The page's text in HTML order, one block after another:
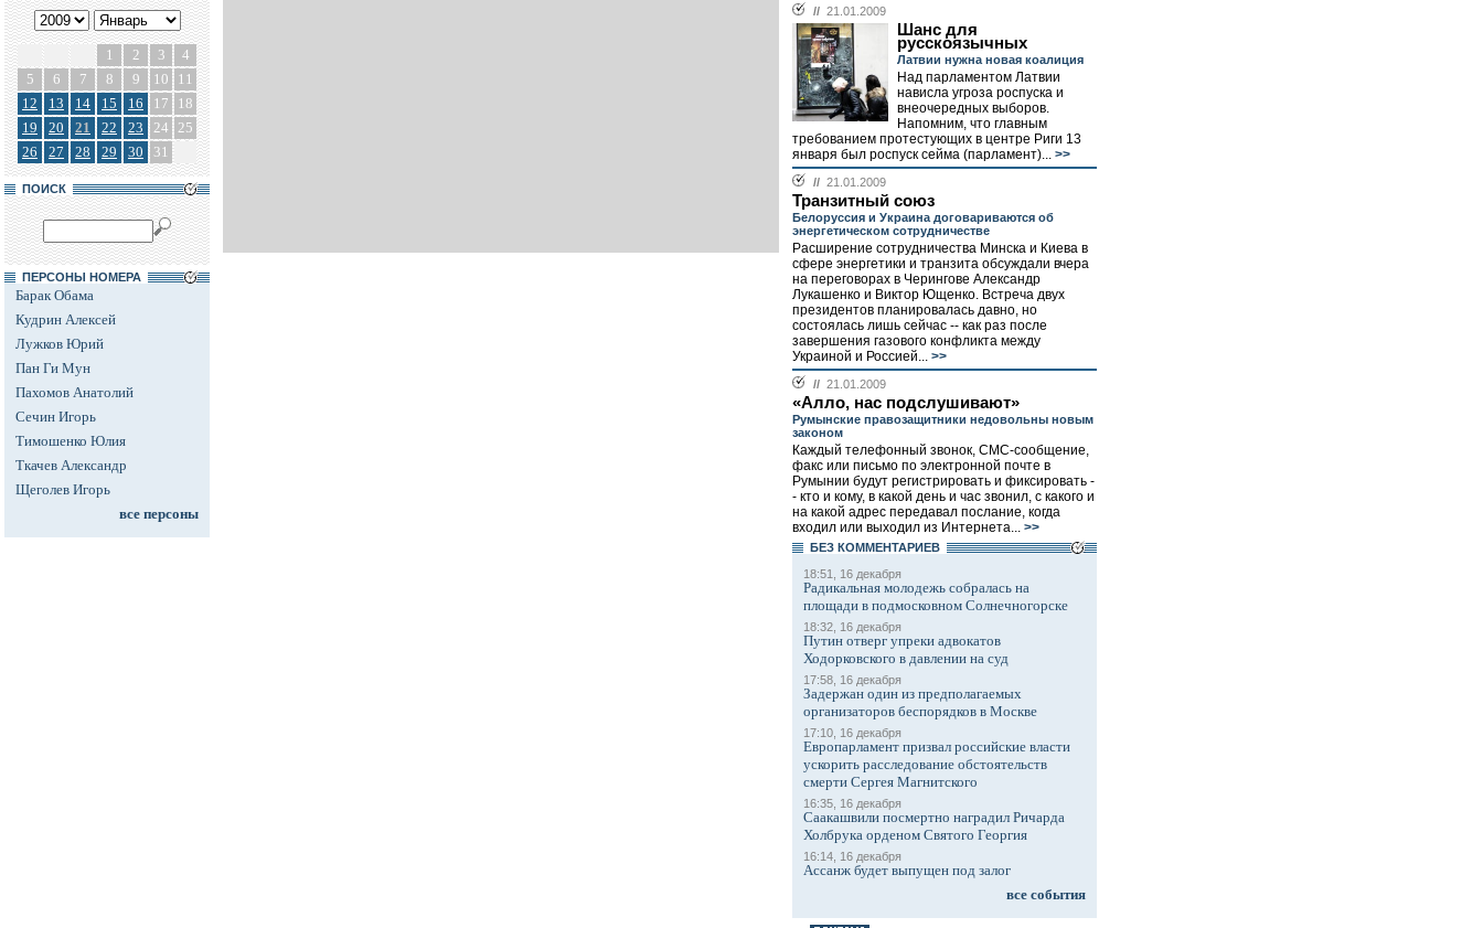
1 2 3
4
5
6 7 8 9 10
11
12
13 14 15 16 17
18
19
20 21 22 23 24 25
26
27 28 29 30 31
ПОИСК
ПЕРСОНЫ НОМЕРА
Барак Обама
Кудрин Алексей
Лужков Юрий
Пан Ги Мун
Пахомов Анатолий
Сечин Игорь
Тимошенко Юлия
Ткачев Александр
Щеголев Игорь
все персоны
// 21.01.2009
Шанс для
русскоязычных
Латвии нужна новая коалиция
Над парламентом Латвии
нависла угроза роспуска и
внеочередных выборов.
Напомним, что главным
требованием протестующих в центре Риги 13
января был роспуск сейма (парламент)... >>
// 21.01.2009
Транзитный союз
Белоруссия и Украина договариваются об
энергетическом сотрудничестве
Расширение сотрудничества Минска и Киева в
сфере энергетики и транзита обсуждали вчера
на переговорах в Черингове Александр
Лукашенко и Виктор Ющенко. Встреча двух
президентов планировалась давно, но
состоялась лишь сейчас -- как раз после
завершения газового конфликта между
Украиной и Россией... >>
// 21.01.2009
«Алло, нас подслушивают»
Румынские правозащитники недовольны новым
законом
Каждый телефонный звонок, СМС-сообщение,
факс или письмо по электронной почте в
Румынии будут регистрировать и фиксировать -
- кто и кому, в какой день и час звонил, с какого и
на какой адрес передавал послание, когда
входил или выходил из Интернета... >>
БЕЗ КОМMЕНТАРИЕВ
18:51, 16 декабря
Радикальная молодежь собралась на
площади в подмосковном Солнечногорске
18:32, 16 декабря
Путин отверг упреки адвокатов
Ходорковского в давлении на суд
17:58, 16 декабря
Задержан один из предполагаемых
организаторов беспорядков в Москве
17:10, 16 декабря
Европарламент призвал российские власти
ускорить расследование обстоятельств
смерти Сергея Магнитского
16:35, 16 декабря
Саакашвили посмертно наградил Ричарда
Холбрука орденом Святого Георгия
16:14, 16 декабря
Ассанж будет выпущен под залог
все события